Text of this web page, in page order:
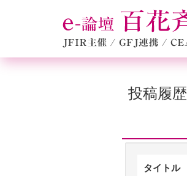
投稿履
タイトル